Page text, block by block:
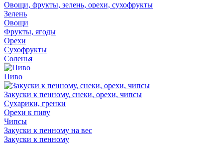
Овощи, фрукты, зелень, орехи, сухофрукты
Зелень
Овощи
Фрукты, ягоды
Орехи
Сухофрукты
Соленья
Пиво
Закуски к пенному, снеки, орехи, чипсы
Сухарики, гренки
Орехи к пиву
Чипсы
Закуски к пенному на вес
Закуски к пенному